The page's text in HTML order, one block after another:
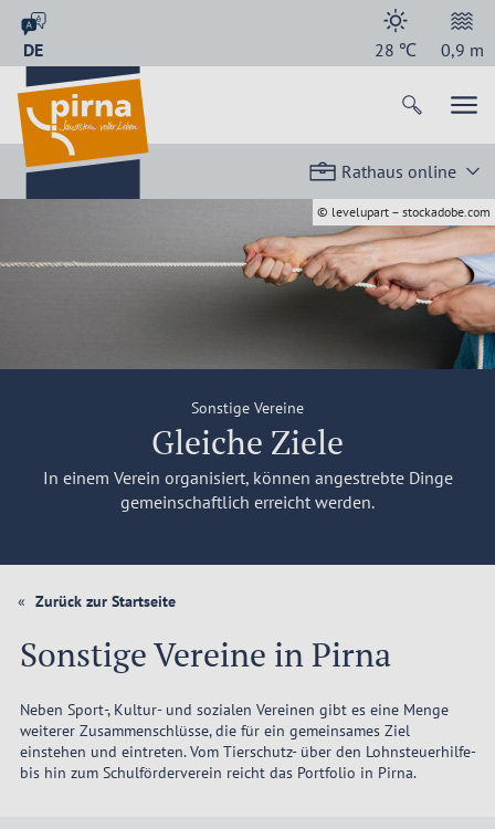
DE 28 ℃ 0,9 m
Rathaus online
Sonstige Vereine
Gleiche Ziele
In einem Verein organisiert, können angestrebte Dinge
gemeinschaftlich erreicht werden.
© levelupart – stockadobe.com
Zurück zur Startseite
Sonstige Vereine in Pirna
Neben Sport-, Kultur- und sozialen Vereinen gibt es eine Menge
weiterer Zusammenschlüsse, die für ein gemeinsames Ziel
einstehen und eintreten. Vom Tierschutz- über den Lohnsteuerhilfe-
bis hin zum Schulförderverein reicht das Portfolio in Pirna.